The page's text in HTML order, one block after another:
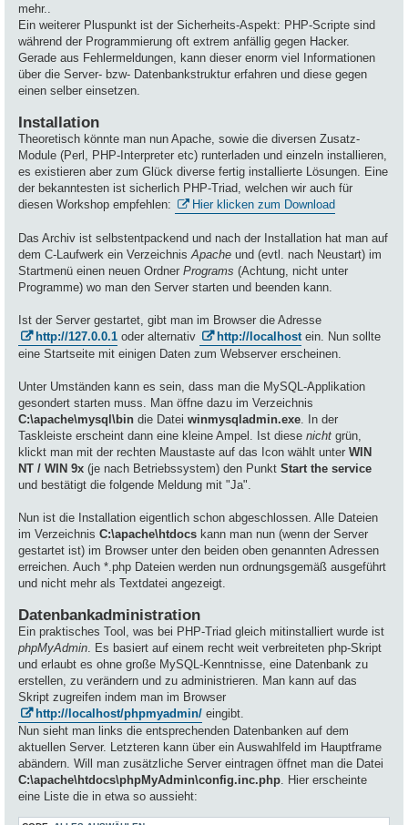
mehr..
Ein weiterer Pluspunkt ist der Sicherheits-Aspekt: PHP-Scripte sind
während der Programmierung oft extrem anfällig gegen Hacker.
Gerade aus Fehlermeldungen, kann dieser enorm viel Informationen
über die Server- bzw- Datenbankstruktur erfahren und diese gegen
einen selber einsetzen.
Installation
Theoretisch könnte man nun Apache, sowie die diversen Zusatz-
Module (Perl, PHP-Interpreter etc) runterladen und einzeln installieren,
es existieren aber zum Glück diverse fertig installierte Lösungen. Eine
der bekanntesten ist sicherlich PHP-Triad, welchen wir auch für
diesen Workshop empfehlen:
Hier klicken zum Download
Das Archiv ist selbstentpackend und nach der Installation hat man auf
dem C-Laufwerk ein Verzeichnis Apache und (evtl. nach Neustart) im
Startmenü einen neuen Ordner Programs (Achtung, nicht unter
Programme) wo man den Server starten und beenden kann.
Ist der Server gestartet, gibt man im Browser die Adresse
http://127.0.0.1 oder alternativ http://localhost ein. Nun sollte
eine Startseite mit einigen Daten zum Webserver erscheinen.
Unter Umständen kann es sein, dass man die MySQL-Applikation
gesondert starten muss. Man öffne dazu im Verzeichnis
C:\apache\mysql\bin die Datei winmysqladmin.exe . In der
Taskleiste erscheint dann eine kleine Ampel. Ist diese nicht grün,
klickt man mit der rechten Maustaste auf das Icon wählt unter WIN
NT / WIN 9x (je nach Betriebssystem) den Punkt Start the service
und bestätigt die folgende Meldung mit "Ja".
Nun ist die Installation eigentlich schon abgeschlossen. Alle Dateien
im Verzeichnis C:\apache\htdocs kann man nun (wenn der Server
gestartet ist) im Browser unter den beiden oben genannten Adressen
erreichen. Auch *.php Dateien werden nun ordnungsgemäß ausgeführt
und nicht mehr als Textdatei angezeigt.
Datenbankadministration
Ein praktisches Tool, was bei PHP-Triad gleich mitinstalliert wurde ist
phpMyAdmin . Es basiert auf einem recht weit verbreiteten php-Skript
und erlaubt es ohne große MySQL-Kenntnisse, eine Datenbank zu
erstellen, zu verändern und zu administrieren. Man kann auf das
Skript zugreifen indem man im Browser
http://localhost/phpmyadmin/ eingibt.
Nun sieht man links die entsprechenden Datenbanken auf dem
aktuellen Server. Letzteren kann über ein Auswahlfeld im Hauptframe
abändern. Will man zusätzliche Server eintragen öffnet man die Datei
C:\apache\htdocs\phpMyAdmin\config.inc.php . Hier erscheinte
eine Liste die in etwa so aussieht: